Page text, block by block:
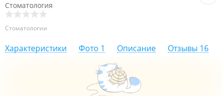
Стоматология
Стоматологии
Характеристики Фото 1 Описание Отзывы 16